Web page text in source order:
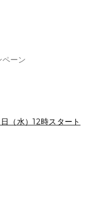
（水）12時スタート